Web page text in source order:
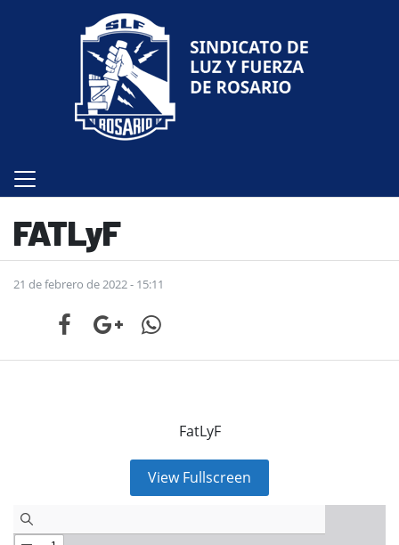
FATLyF
21 de febrero de 2022 - 15:11
FatLyF
View Fullscreen